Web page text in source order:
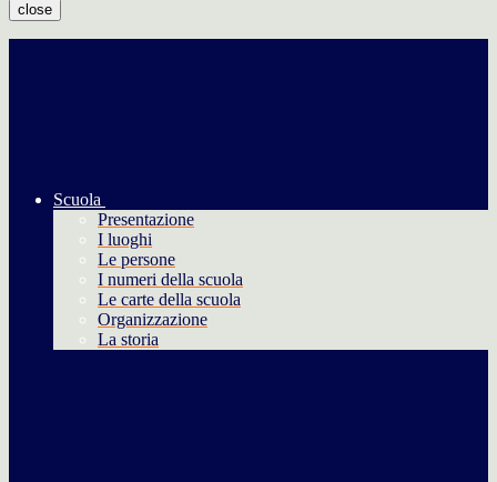
close
Scuola
Presentazione
I luoghi
Le persone
I numeri della scuola
Le carte della scuola
Organizzazione
La storia